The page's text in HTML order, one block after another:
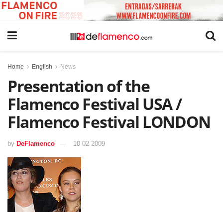
Home English News
Presentation of the
Flamenco Festival USA /
Flamenco Festival LONDON
by DeFlamenco 10 02 2009